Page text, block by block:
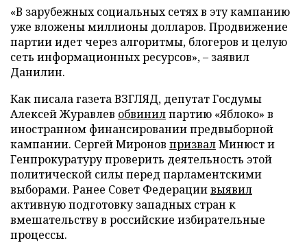
«В зарубежных социальных сетях в эту кампанию
уже вложены миллионы долларов. Продвижение
партии идет через алгоритмы, блогеров и целую
сеть информационных ресурсов», – заявил
Данилин.
Как писала газета ВЗГЛЯД, депутат Госдумы
Алексей Журавлев обвинилпартию «Яблоко» в
иностранном финансировании предвыборной
кампании. Сергей Миронов призвалМинюст и
Генпрокуратуру проверить деятельность этой
политической силы перед парламентскими
выборами. Ранее Совет Федерациивыявил
активную подготовку западных стран к
вмешательству в российские избирательные
процессы.